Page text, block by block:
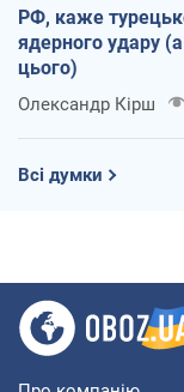
РФ, каже
ядерного удару
цього)
Олександр Кірш
Всі думки